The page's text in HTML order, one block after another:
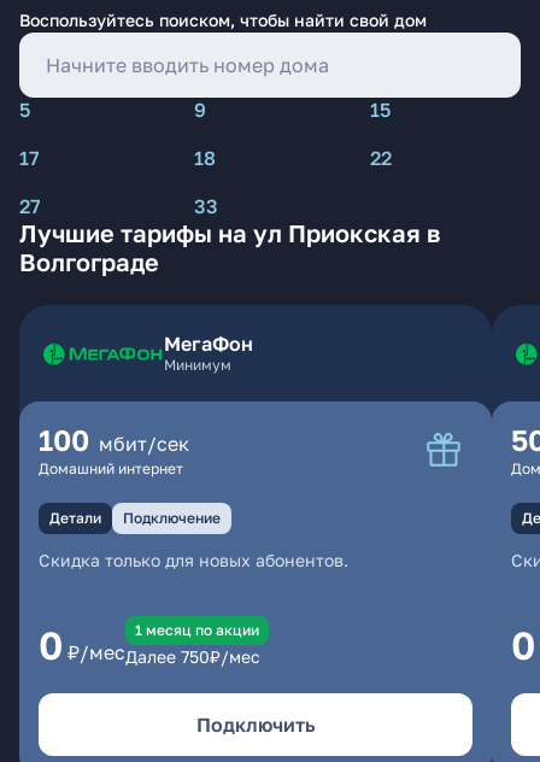
Воспользуйтесь поиском, чтобы найти свой дом
5 9
15
17
18
22
27
33
Лучшие тарифы на ул Приокская в
Волгограде
МегаФон
Минимум
100 мбит/сек
Домашний интернет
Детали Подключение
Скидка только для новых абонентов.
0 ₽/мес
1 месяц по акции
Далее 750₽/мес
Подключить
0